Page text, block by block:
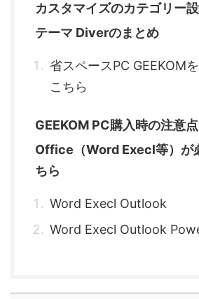
カスタマイズのカテゴリー
テーマ Diverのまとめ
省スペースPC GEEKOM
こちら
GEEKOM PC購入時の注意点
Office（Word Execl等）が
ちら
Word Execl Outlook
Word Execl Outlook